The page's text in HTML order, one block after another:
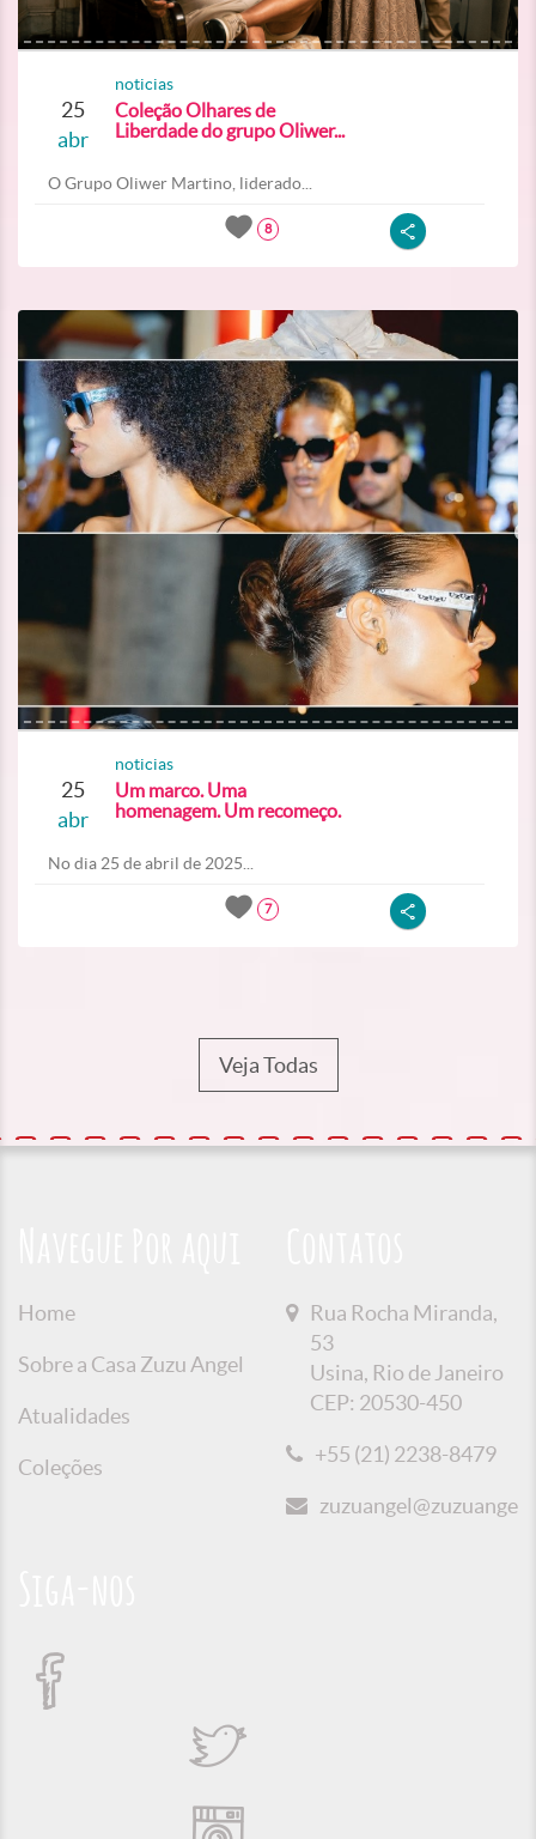
25
abr
noticias
Coleção Olhares de
Liberdade do grupo Oliwer...
O Grupo Oliwer Martino, liderado...
8
25
abr
noticias
Um marco. Uma
homenagem. Um recomeço.
No dia 25 de abril de 2025...
7
Veja Todas
Home
Sobre a Casa Zuzu Angel
Atualidades
Coleções
Rua Rocha Miranda,
53
Usina, Rio de Janeiro
CEP: 20530-450
+55 (21) 2238-8479